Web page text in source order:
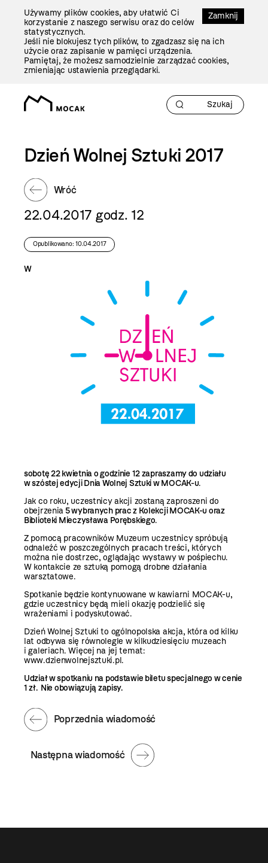
Zamknij
Używamy plików cookies, aby ułatwić Ci
korzystanie z naszego serwisu oraz do celów
statystycznych.
Jeśli nie blokujesz tych plików, to zgadzasz się na ich
użycie oraz zapisanie w pamięci urządzenia.
Pamiętaj, że możesz samodzielnie zarządzać cookies,
zmieniając ustawienia przeglądarki.
Dzień Wolnej Sztuki 2017
Wróć
22.04.2017 godz. 12
Opublikowano: 10.04.2017
W
sobotę 22 kwietnia o godzinie 12 zapraszamy do udziału
w szóstej edycji Dnia Wolnej Sztuki w MOCAK-u.
Jak co roku, uczestnicy akcji zostaną zaproszeni do
obejrzenia5 wybranych prac z Kolekcji MOCAK-u oraz
Biblioteki Mieczysława Porębskiego.
Z pomocą pracowników Muzeum uczestnicy spróbują
odnaleźć w poszczególnych pracach treści, których
można nie dostrzec, oglądając wystawy w pośpiechu.
W kontakcie ze sztuką pomogą drobne działania
warsztatowe.
Spotkanie będzie kontynuowane w kawiarni MOCAK-u,
gdzie uczestnicy będą mieli okazję podzielić się
wrażeniami i podyskutować.
Dzień Wolnej Sztuki to ogólnopolska akcja, która od kilku
lat odbywa się równolegle w kilkudziesięciu muzeach
i galeriach. Więcej na jej temat:
www.dzienwolnejsztuki.pl.
Udział w spotkaniu na podstawie biletu specjalnego w cenie
1 zł. Nie obowiązują zapisy.
Następna wiadomość
Poprzednia wiadomość